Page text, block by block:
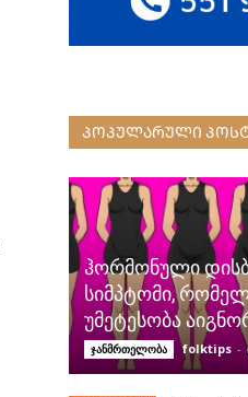
ᲞᲝᲞᲣᲚᲐᲠᲣᲚᲘ
ჰორმონული
სიმპტომი,
უმეტესობა
ჯანმრთელობა folktips -